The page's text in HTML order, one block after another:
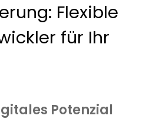
Flexible
für Ihr
Potenzial